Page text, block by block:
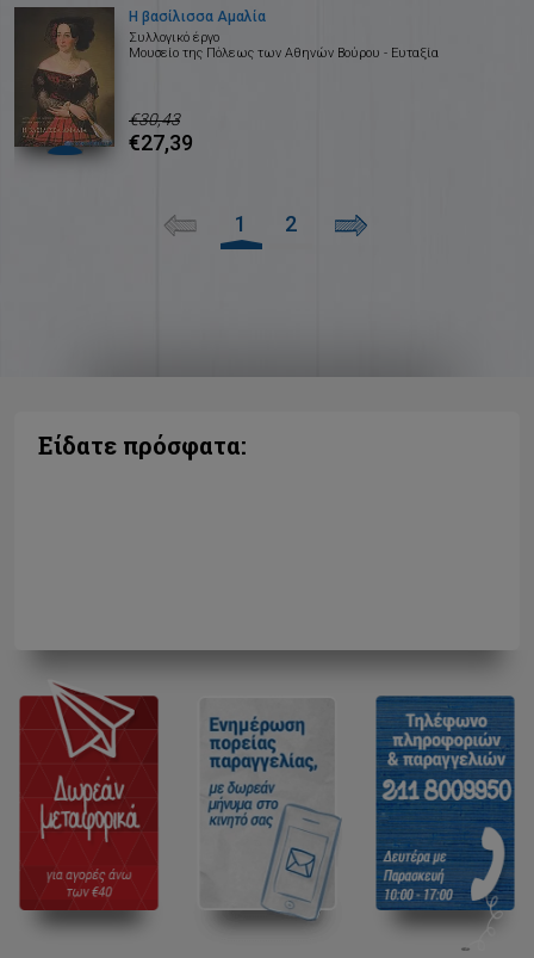
Η βασίλισσα Αμαλία
Συλλογικό έργο
Μουσείο της Πόλεως των Αθηνών Βούρου - Ευταξία
€30,43
€27,39
1 2
Είδατε πρόσφατα: